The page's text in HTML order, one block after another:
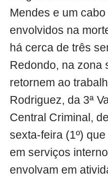
Mendes e um
envolvidos na
há cerca de três
Redondo, na zona
retornem ao
Rodriguez, da 3ª
Central Criminal,
sexta-feira (1º)
em serviços
envolvam em